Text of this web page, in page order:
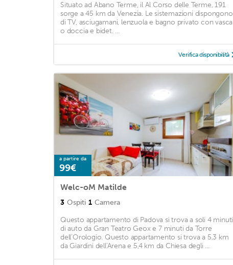
Situato ad Abano Terme, il Al Corso delle Terme, 191
sorge a 45 km da Venezia. Le sistemazioni dispongono
di TV, asciugamani, lenzuola e bagno privato con vasca
o doccia e bidet. ...
Verifica disponibilità
a partire da
99€
Welc-oM Matilde
3 Ospiti 1 Camera
Questo appartamento di Padova si trova a soli 4 minuti
di auto da Gran Teatro Geox e 7 minuti da Torre
dell’Orologio. Questo appartamento si trova a 5,3 km
da Giardini dell'Arena e 5,4 km da Chiesa degli ...